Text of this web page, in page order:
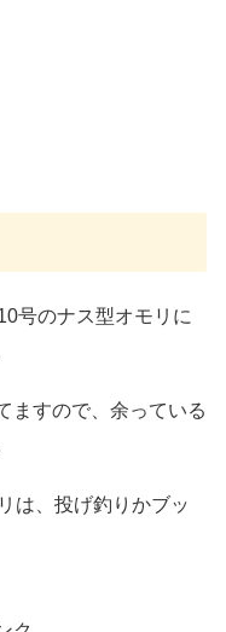
号のナス型オモリに
ますので、余っている
は、投げ釣りかブッ